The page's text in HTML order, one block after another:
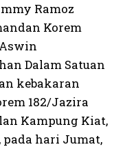
Ramoz
Korem
Dalam Satuan
kebakaran
182/Jazira
Kampung Kiat,
hari Jumat,